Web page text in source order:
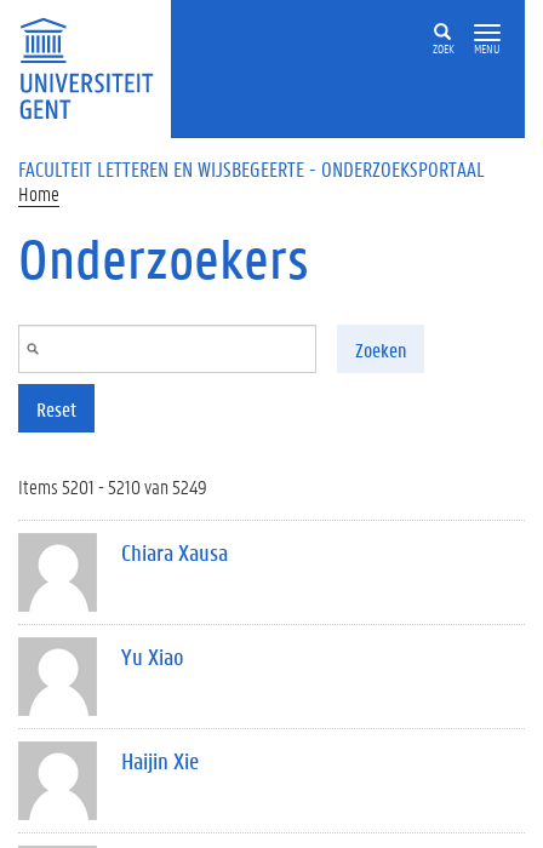
Overslaan en naar de inhoud gaan
ZOEK MENU
FACULTEIT LETTEREN EN WIJSBEGEERTE - ONDERZOEKSPORTAAL
Home
Onderzoekers
Zoeken
Reset
Items 5201 - 5210 van 5249
Chiara Xausa
Yu Xiao
Haijin Xie